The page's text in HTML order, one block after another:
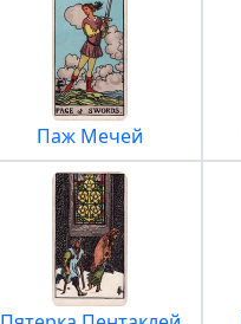
Паж Мечей